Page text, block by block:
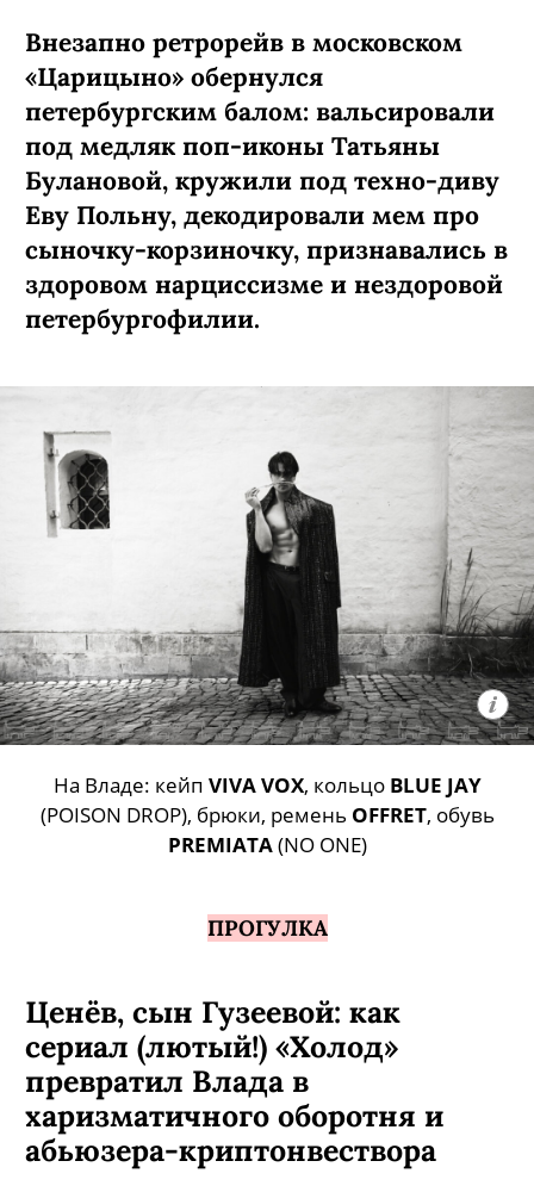
Внезапно ретрорейв в московском
«Царицыно» обернулся
петербургским балом: вальсировали
под медляк поп-иконы Татьяны
Булановой, кружили под техно-диву
Еву Польну, декодировали мем про
сыночку-­корзиночку, признавались в
здоровом нарциссизме и нездоровой
петербургофилии.
На Владе: кейп VIVA VOX, кольцо BLUE JAY
(POISON DROP), брюки, ремень OFFRET, обувь
PREMIATA(NO ONE)
ПРОГУЛКА
Ценёв, сын Гузеевой: как
сериал (лютый!) «Холод»
превратил Влада в
харизматичного оборотня и
абьюзера-криптонвествора